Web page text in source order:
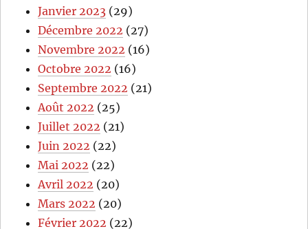
Janvier 2023 (29)
Décembre 2022 (27)
Novembre 2022 (16)
Octobre 2022 (16)
Septembre 2022 (21)
Août 2022 (25)
Juillet 2022 (21)
Juin 2022 (22)
Mai 2022 (22)
Avril 2022 (20)
Mars 2022 (20)
Février 2022 (22)